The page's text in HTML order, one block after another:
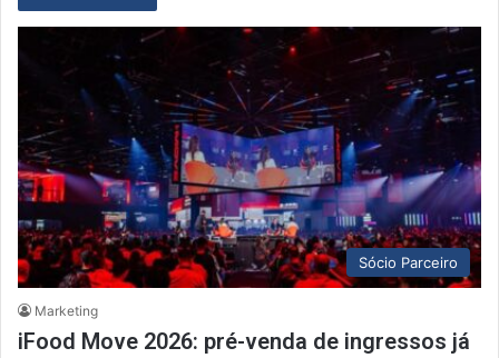
Sócio Parceiro
Marketing
iFood Move 2026: pré-venda de ingressos já